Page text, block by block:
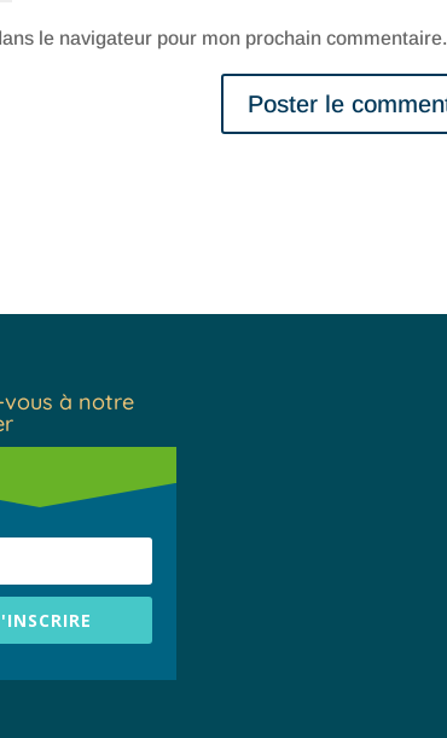
le navigateur pour mon prochain commentaire.
à notre